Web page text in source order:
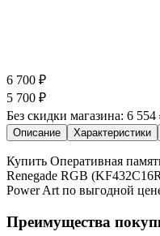
6 700 ₽
5 700 ₽
Без скидки магазина: 6 554
Описание Характеристики
Купить Оперативная
Renegade RGB
Power Art по выгодной
Преимущества